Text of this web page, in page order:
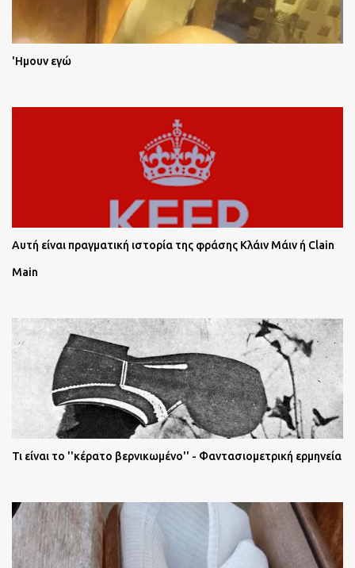
'Ημουν εγώ
Αυτή είναι πραγματική ιστορία της φράσης Κλάιν Μάιν ή Clain
Main
Τι είναι το ''κέρατο βερνικωμένο'' - Φαντασιομετρική ερμηνεία